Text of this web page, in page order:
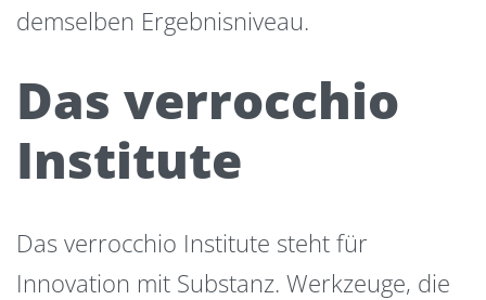
demselben Ergebnisniveau.
Das verrocchio
Institute
Das verrocchio Institute steht für
Innovation mit Substanz. Werkzeuge, die